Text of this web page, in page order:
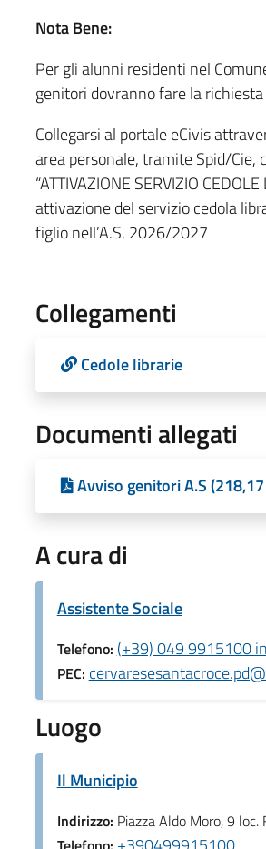
Nota Bene:
Per gli alunni residenti nel
genitori dovranno fare la
Collegarsi al portale eCivis
area personale, tramite Spid/Cie,
“ATTIVAZIONE SERVIZIO
attivazione del servizio cedola
figlio nell’A.S. 2026/2027
Collegamenti
Cedole librarie
Documenti allegati
Avviso genitori A.S
A cura di
Assistente Sociale
Telefono: (+39) 049 9915100
PEC:
Luogo
Il Municipio
Indirizzo: Piazza Aldo Moro, 9 loc.